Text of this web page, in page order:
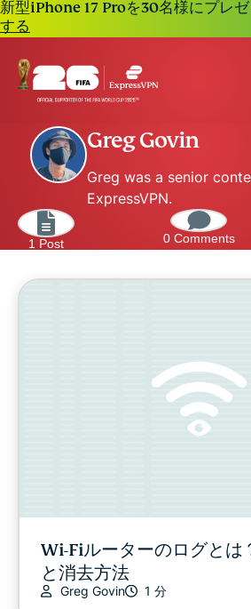
新型iPhone 17 Proを30名様にプレ
する
Greg Govin
Greg was a senior
ExpressVPN.
1 Post 0 Comments
Wi-Fiルーターのログとは
と消去方法
Greg Govin 1 分